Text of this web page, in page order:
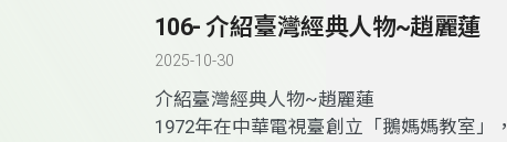
106- 介紹臺灣經典人物~趙麗蓮
2025-10-30
介紹臺灣經典人物~趙麗蓮
1972年在中華電視臺創立「鵝媽媽教室」，